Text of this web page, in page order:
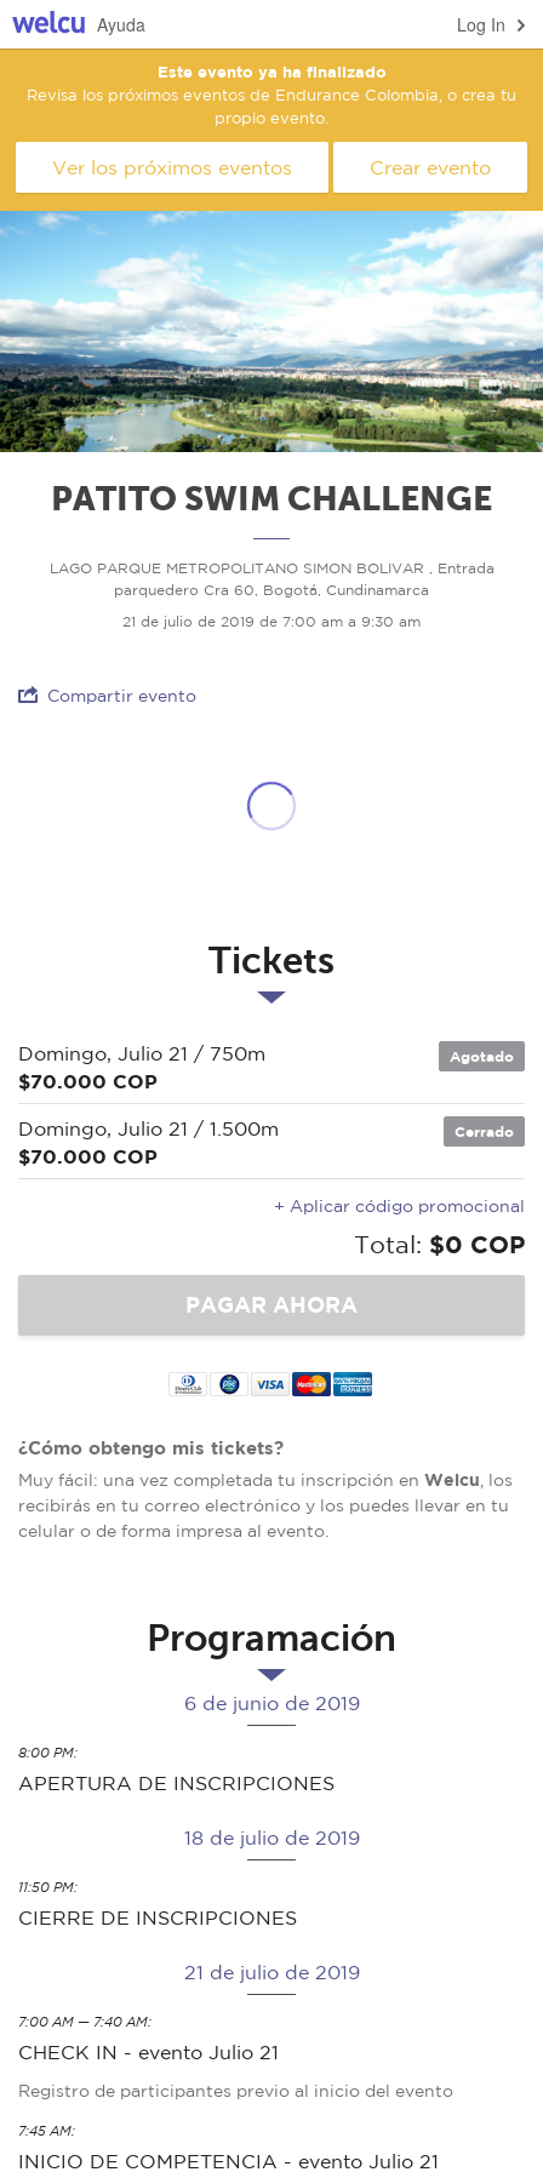
Log In
Ayuda
Este evento ya ha finalizado
Revisa los próximos eventos de Endurance Colombia, o crea tu
propio evento.
Ver los próximos eventos Crear evento
PATITO SWIM CHALLENGE
LAGO PARQUE METROPOLITANO SIMON BOLIVAR , Entrada
parquedero Cra 60, Bogotá, Cundinamarca
21 de julio de 2019 de 7:00 am a 9:30 am
Compartir evento
Tickets
Domingo, Julio 21 / 750m
$70.000 COP
Agotado
Domingo, Julio 21 / 1.500m
$70.000 COP
Cerrado
+ Aplicar código promocional
Total: $0 COP
¿Cómo obtengo mis tickets?
Muy fácil: una vez completada tu inscripción en Welcu , los
recibirás en tu correo electrónico y los puedes llevar en tu
celular o de forma impresa al evento.
Programación
6 de junio de 2019
8:00 PM:
APERTURA DE INSCRIPCIONES
18 de julio de 2019
11:50 PM:
CIERRE DE INSCRIPCIONES
21 de julio de 2019
7:00 AM — 7:40 AM:
CHECK IN - evento Julio 21
Registro de participantes previo al inicio del evento
7:45 AM:
INICIO DE COMPETENCIA - evento Julio 21